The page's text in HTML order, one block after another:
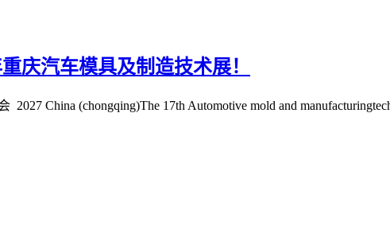
庆汽车模具及制造技术展！
China (chongqing)The 17th Automotive mold and